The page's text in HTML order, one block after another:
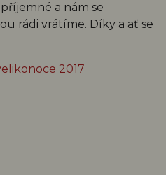
a nám se
rádi vrátíme. Díky a ať se
2017